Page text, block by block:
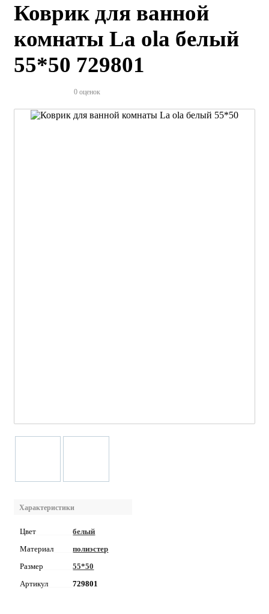
Коврик для ванной
комнаты La ola белый
55*50 729801
0 оценок
Характеристики
Цвет
белый
Материал
полиэстер
Размер
55*50
Артикул
729801